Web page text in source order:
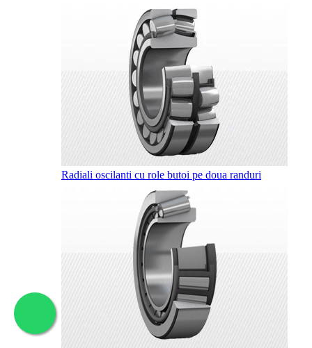
Radiali oscilanti cu role butoi pe doua randuri